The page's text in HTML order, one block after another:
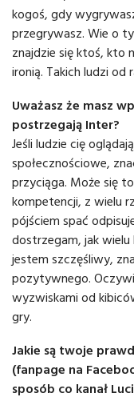
kogoś, gdy
przegrywasz. Wie o
znajdzie się ktoś, kto
ironią. Takich ludzi od
Uważasz że masz
postrzegają Inter?
Jeśli ludzie cię
społecznościowe,
przyciąga. Może się
kompetencji, z wielu
pójściem spać
dostrzegam, jak wielu
jestem szczęśliwy,
pozytywnego.
wyzwiskami od
gry.
Jakie są twoje
(fanpage na
sposób co kanał